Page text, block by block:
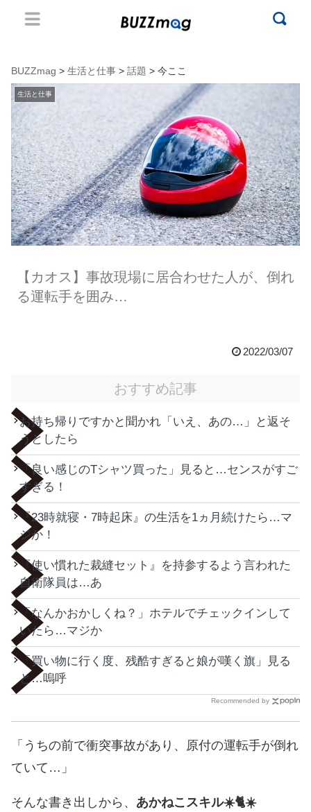
BUZZmag > 生活と仕事 > 話題 > 今ここ
生活と仕事
【カオス】事故現場に居合わせた人が、倒れ
る運転手を囲み…
2022/03/07
おすすめ記事
お持ち帰りですかと聞かれ「いえ、あの…」と返そ
うとしたら
「良い感じのTシャツ買った」見ると…センスがすご
すぎる！
『23時就寝・7時起床』の生活を1ヵ月続けたら…マ
ジか！
『使い慣れた裁縫セット』を持参するよう言われた
自衛隊員は…あ
「なんかおかしくね？」ホテルでチェックインして
いたら…マジか
「買い物に行く度、残酷すぎると娘が嘆く旗」見る
と…嗚呼
Recommended by
「うちの前で衝突事故があり、原付の運転手が倒れ
ていて…」
そんな書き出しから、 あかねこスキル☀️🐈☀️